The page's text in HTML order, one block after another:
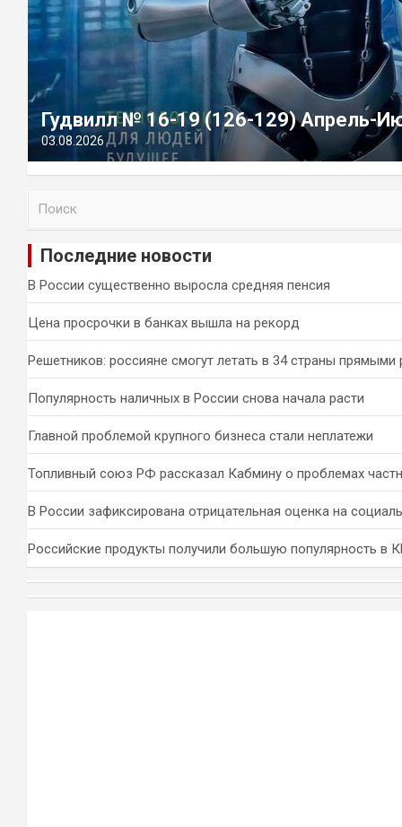
Гудвилл № 16-19 (126-129) Апрель-
03.08.2026
и
Последние новости
В России существенно выросла средняя пенсия
Цена просрочки в банках вышла на рекорд
Решетников: россияне смогут летать в 34 страны прямыми
Популярность наличных в России снова начала расти
Главной проблемой крупного бизнеса стали неплатежи
Топливный союз РФ рассказал Кабмину о проблемах
В России зафиксирована отрицательная оценка на
Российские продукты получили большую популярность в